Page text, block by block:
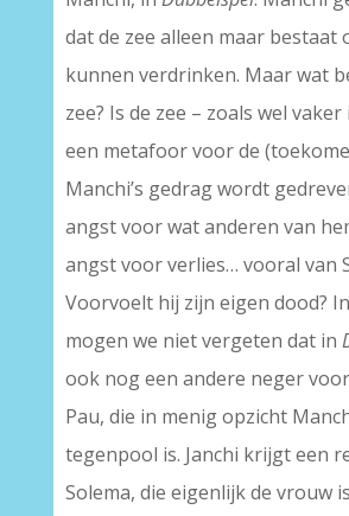
dat de zee alleen maar bestaat
kunnen verdrinken. Maar wat
zee? Is de zee – zoals wel
een metafoor voor de
Manchi’s gedrag wordt
angst voor wat anderen van
angst voor verlies… vooral van
Voorvoelt hij zijn eigen dood?
mogen we niet vergeten dat in
ook nog een andere neger
Pau, die in menig opzicht
tegenpool is. Janchi krijgt een
Solema, die eigenlijk de vrouw